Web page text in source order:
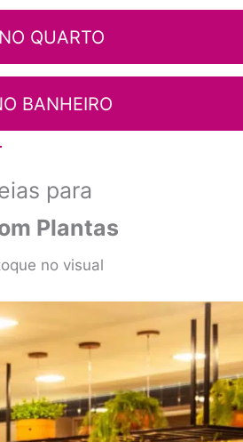
QUARTO
BANHEIRO
para
Plantas
no visual